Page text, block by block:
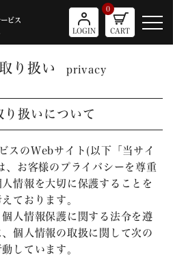
LOGIN
0
CART
り扱い privacy
り扱いについて
スの Webサイト (以下「当サイ
、お客様のプライバシーを尊重
人情報を大切に保護することを
ております。
人情報保護に関する法令を遵
個人情報の取扱に関して次の
しています。